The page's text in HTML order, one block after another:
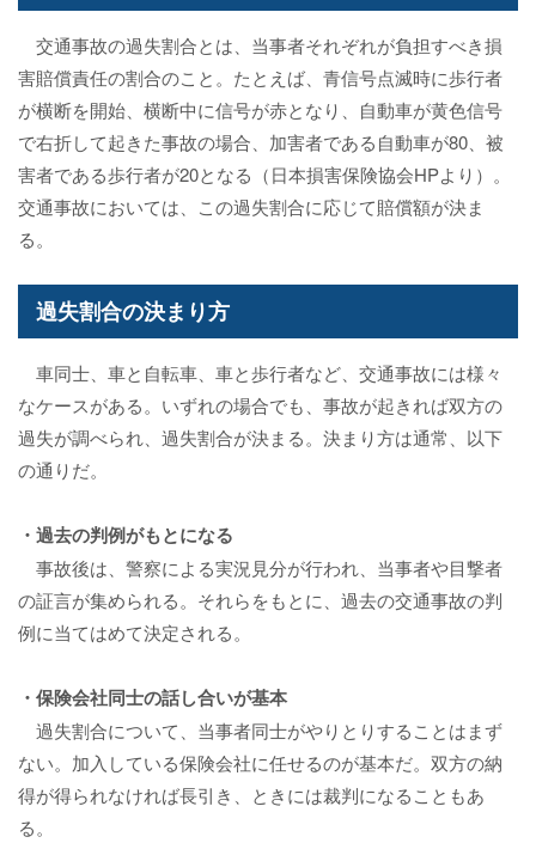
交通事故の過失割合とは、当事者それぞれが負担すべき損
害賠償責任の割合のこと。たとえば、青信号点滅時に歩行者
が横断を開始、横断中に信号が赤となり、自動車が黄色信号
で右折して起きた事故の場合、加害者である自動車が80、被
害者である歩行者が20となる（日本損害保険協会HPより）。
交通事故においては、この過失割合に応じて賠償額が決ま
る。
過失割合の決まり方
車同士、車と自転車、車と歩行者など、交通事故には様々
なケースがある。いずれの場合でも、事故が起きれば双方の
過失が調べられ、過失割合が決まる。決まり方は通常、以下
の通りだ。
・過去の判例がもとになる
事故後は、警察による実況見分が行われ、当事者や目撃者
の証言が集められる。それらをもとに、過去の交通事故の判
例に当てはめて決定される。
・保険会社同士の話し合いが基本
過失割合について、当事者同士がやりとりすることはまず
ない。加入している保険会社に任せるのが基本だ。双方の納
得が得られなければ長引き、ときには裁判になることもあ
る。